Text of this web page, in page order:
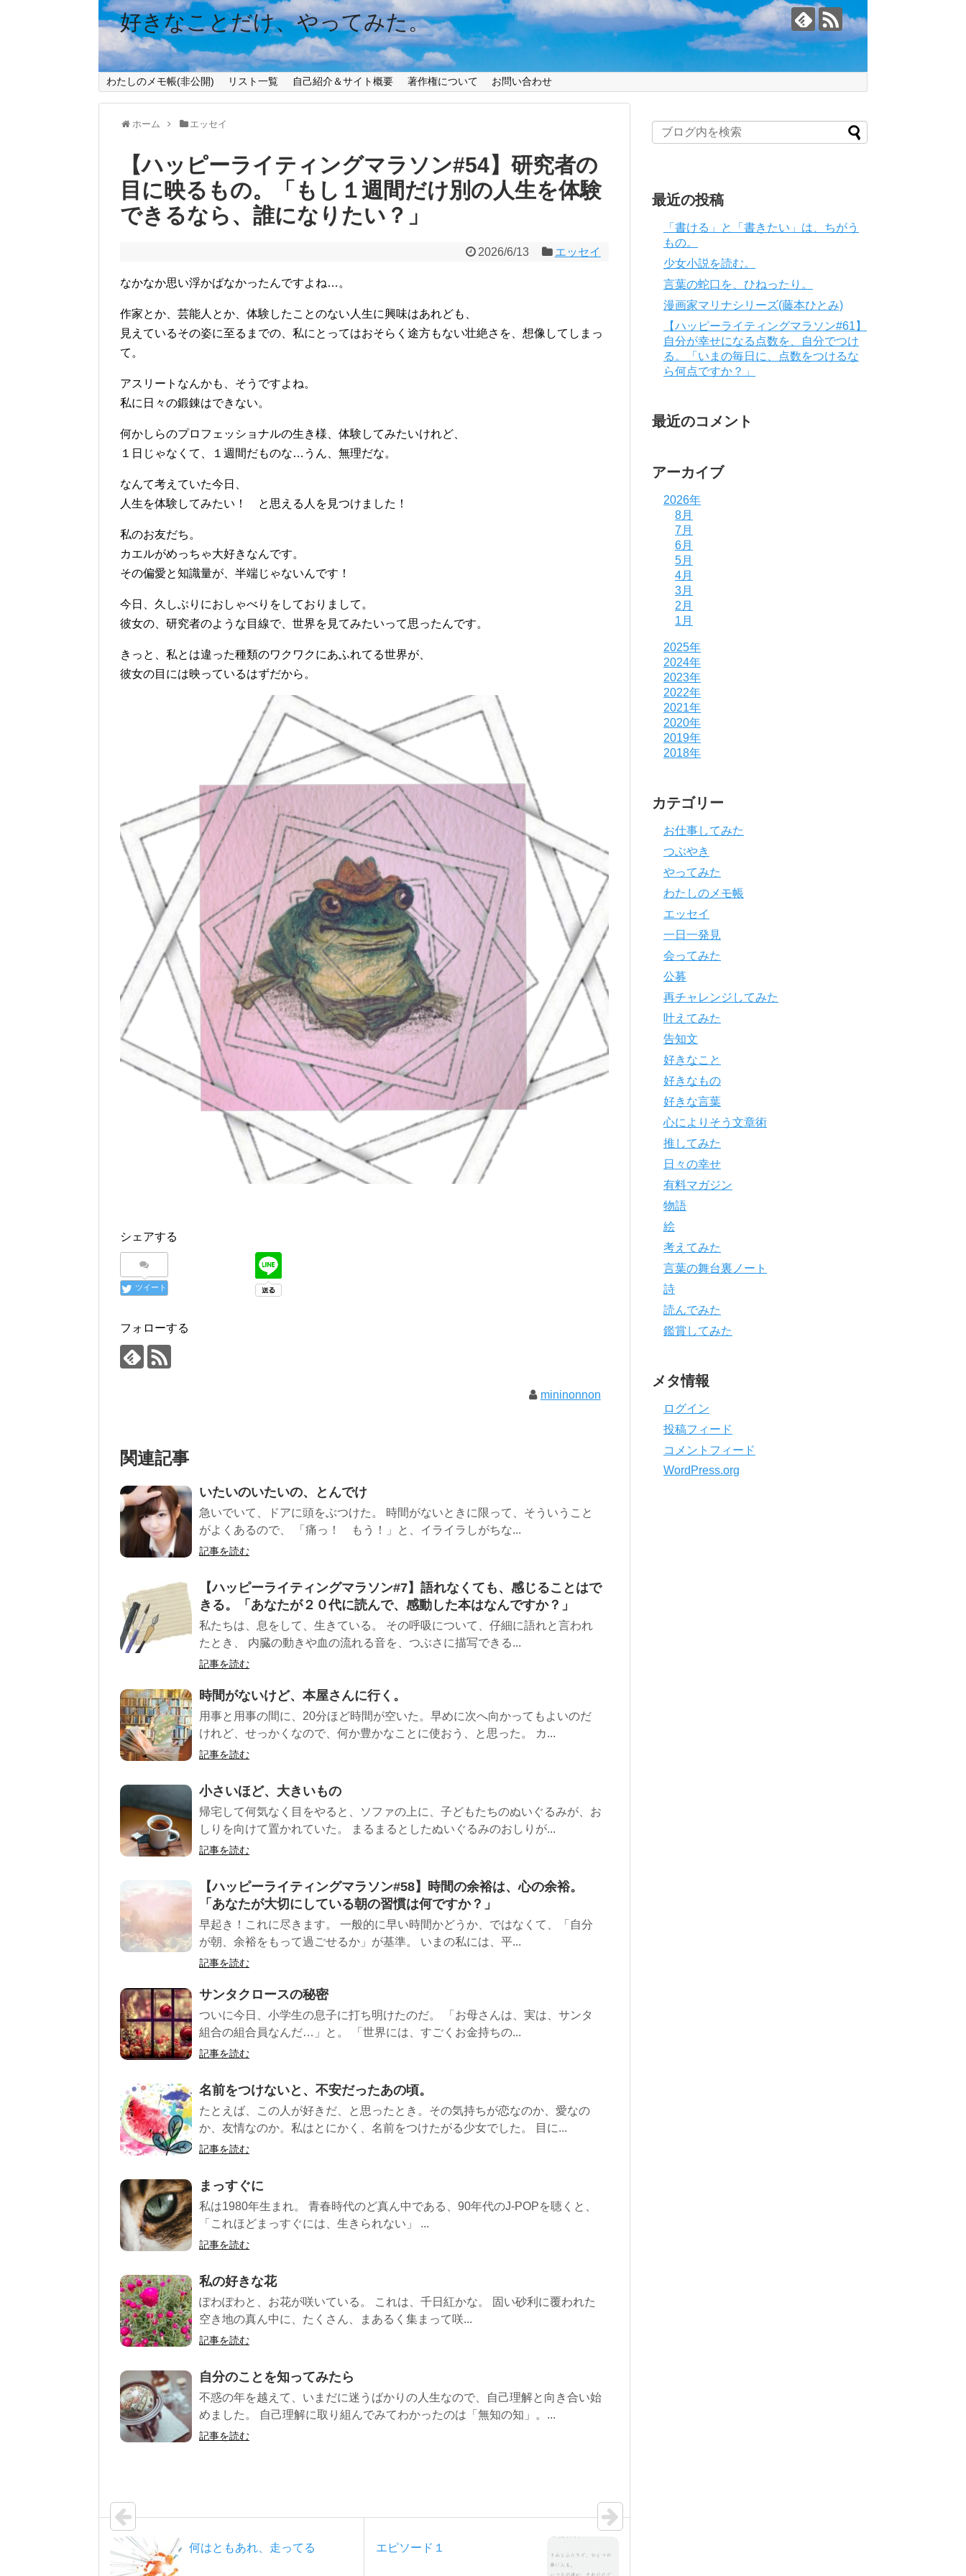
好きなことだけ、やってみた。
わたしのメモ帳(非公開) リスト一覧 自己紹介＆サイト概要 著作権について お問い合わせ
ホーム エッセイ
【ハッピーライティングマラソン#54】研究者の
目に映るもの。「もし１週間だけ別の人生を体験
できるなら、誰になりたい？」
2026/6/13 エッセイ
なかなか思い浮かばなかったんですよね…。
作家とか、芸能人とか、体験したことのない人生に興味はあれども、
見えているその姿に至るまでの、私にとってはおそらく途方もない壮絶さを、想像してしまっ
て。
アスリートなんかも、そうですよね。
私に日々の鍛錬はできない。
何かしらのプロフェッショナルの生き様、体験してみたいけれど、
１日じゃなくて、１週間だものな…うん、無理だな。
なんて考えていた今日、
人生を体験してみたい！ と思える人を見つけました！
私のお友だち。
カエルがめっちゃ大好きなんです。
その偏愛と知識量が、半端じゃないんです！
今日、久しぶりにおしゃべりをしておりまして。
彼女の、研究者のような目線で、世界を見てみたいって思ったんです。
きっと、私とは違った種類のワクワクにあふれてる世界が、
彼女の目には映っているはずだから。
シェアする
ツイート
フォローする
mininonnon
関連記事
いたいのいたいの、とんでけ
急いでいて、ドアに頭をぶつけた。 時間がないときに限って、そういうこと
がよくあるので、 「痛っ！ もう！」と、イライラしがちな...
記事を読む
【ハッピーライティングマラソン#7】語れなくても、感じることはで
きる。「あなたが２０代に読んで、感動した本はなんですか？」
私たちは、息をして、生きている。 その呼吸について、仔細に語れと言われ
たとき、 内臓の動きや血の流れる音を、つぶさに描写できる...
記事を読む
時間がないけど、本屋さんに行く。
用事と用事の間に、20分ほど時間が空いた。早めに次へ向かってもよいのだ
けれど、せっかくなので、何か豊かなことに使おう、と思った。 カ...
記事を読む
小さいほど、大きいもの
帰宅して何気なく目をやると、ソファの上に、子どもたちのぬいぐるみが、お
しりを向けて置かれていた。 まるまるとしたぬいぐるみのおしりが...
記事を読む
【ハッピーライティングマラソン#58】時間の余裕は、心の余裕。
「あなたが大切にしている朝の習慣は何ですか？」
早起き！これに尽きます。 一般的に早い時間かどうか、ではなくて、「自分
が朝、余裕をもって過ごせるか」が基準。 いまの私には、平...
記事を読む
サンタクロースの秘密
ついに今日、小学生の息子に打ち明けたのだ。 「お母さんは、実は、サンタ
組合の組合員なんだ…」と。 「世界には、すごくお金持ちの...
記事を読む
名前をつけないと、不安だったあの頃。
たとえば、この人が好きだ、と思ったとき。その気持ちが恋なのか、愛なの
か、友情なのか。私はとにかく、名前をつけたがる少女でした。 目に...
記事を読む
まっすぐに
私は1980年生まれ。 青春時代のど真ん中である、90年代のJ-POPを聴くと、
「これほどまっすぐには、生きられない」 ...
記事を読む
私の好きな花
ぽわぽわと、お花が咲いている。 これは、千日紅かな。 固い砂利に覆われた
空き地の真ん中に、たくさん、まあるく集まって咲...
記事を読む
自分のことを知ってみたら
不惑の年を越えて、いまだに迷うばかりの人生なので、自己理解と向き合い始
めました。 自己理解に取り組んでみてわかったのは「無知の知」。...
記事を読む
何はともあれ、走ってる エピソード１
最近の投稿
「書ける」と「書きたい」は、ちがう
もの。
少女小説を読む。
言葉の蛇口を、ひねったり。
漫画家マリナシリーズ(藤本ひとみ)
【ハッピーライティングマラソン#61】
自分が幸せになる点数を、自分でつけ
る。「いまの毎日に、点数をつけるな
ら何点ですか？」
最近のコメント
アーカイブ
2026年
8月
7月
6月
5月
4月
3月
2月
1月
2025年
2024年
2023年
2022年
2021年
2020年
2019年
2018年
カテゴリー
お仕事してみた
つぶやき
やってみた
わたしのメモ帳
エッセイ
一日一発見
会ってみた
公募
再チャレンジしてみた
叶えてみた
告知文
好きなこと
好きなもの
好きな言葉
心によりそう文章術
推してみた
日々の幸せ
有料マガジン
物語
絵
考えてみた
言葉の舞台裏ノート
詩
読んでみた
鑑賞してみた
メタ情報
ログイン
投稿フィード
コメントフィード
WordPress.org